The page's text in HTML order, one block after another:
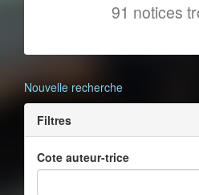
91 notices
Nouvelle recherche
Filtres
Cote auteur-trice